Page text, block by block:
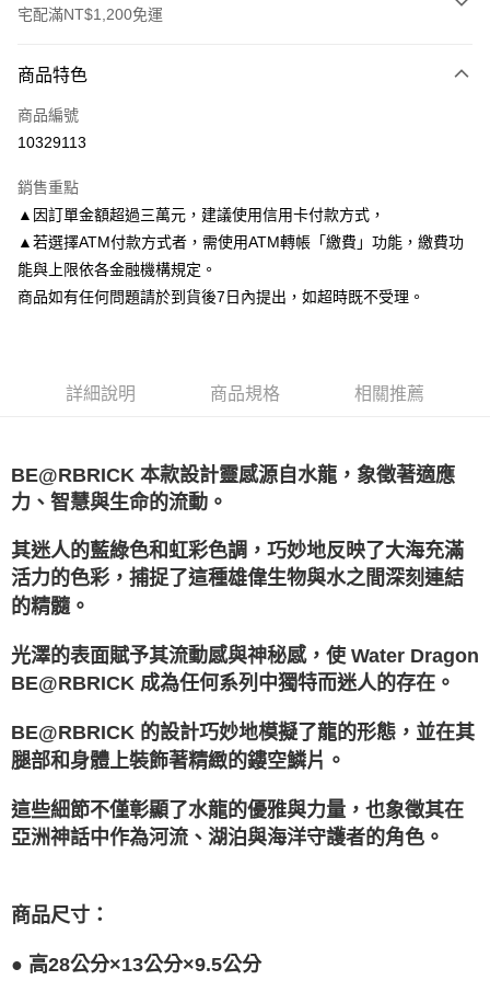
宅配滿NT$1,200免運
信用卡一次付款
LINE Pay
悠遊付
Google Pay
全盈+PAY
【大哥付你分期使用說明】
1.本服務由台灣大哥大提供，台灣大哥大用戶可立即使用無須另外申請。
3.實際核准額度、可分期數及費用金額請依後續交易確認頁面所載為準。
4.訂單成立30分鐘內，如未前往確認交易或遇審核未通過，訂單將自動取
法說明評估內容。
【繳款方式說明】
1.分期款項不併入電信帳單，「大哥付你分期」於每月結算日後寄送繳費提
醒簡訊。
2.透過簡訊連結打開帳單後，可選擇「超商條碼／台灣大直營門市／銀行轉
【注意事項】
1.本服務係由「台灣大哥大股份有限公司」（以下簡稱本公司）所提供，讓
用戶於交易時，得透過本服務購買商品或服務，並由商店將買賣／分期付款
買賣價金債權讓與本公司後，依約使用本公司帳單繳交帳款。
2.基於同意付款使用「大哥付你分期」之契約關係目的，商店將以您的個人
由本公司與您本人進行分期帳單所需資料之確認、核對及更正。
3.完整用戶服務條款，請詳閱以下連結：https://oppay.tw/userRule
AFTEE先享後付
AFTEE先享後付是「在收到商品之後才付款」的支付方式。 讓您購物簡單
便利好安心！
１．簡單：不需註冊會員、不需綁卡、不需儲值。
３．安心：先確認商品／服務後，再付款。
【「AFTEE先享後付」結帳流程】
１．於結帳方式選擇「AFTEE先享後付」後，將跳轉至「AFTEE先享後付」
２．訂單成立數日內，您將收到繳費通知簡訊。
３．收到繳費通知簡訊後14天內，點擊此簡訊中的連結，可透過四大超商／
ATM／網路銀行／等多元方式進行付款，方視為交易完成。
購買商品的店家。未經商家同意取消之訂單仍視為有效，需透過AFTEE先享
後付繳納相關費用。
※ 交易是否成功請以「AFTEE先享後付 」之結帳頁面顯示為準，若有關於
客戶支援中心」https://netprotections.freshdesk.com/support/home
【注意事項】
權轉讓予恩沛科技股份有限公司。
２．關於個人資料處理事宜，請瀏覽以下網址：
３．未成年的使用者請事先徵得法定代理人或監護人之同意方可使用
ATM付款
宅配
每筆NT$120，滿NT$1,200(含以上)免運費
每筆NT$300
商品特色
商品編號
10329113
銷售重點
▲因訂單金額超過三萬元，建議使用信用卡付款方式，
▲若選擇ATM付款方式者，需使用ATM轉帳「繳費」功能，繳費功
能與上限依各金融機構規定。
商品如有任何問題請於到貨後7日內提出，如超時既不受理。
詳細說明 商品規格 相關推薦
BE@RBRICK 本款設計靈感源自水龍，象徵著適應
力、智慧與生命的流動。
其迷人的藍綠色和虹彩色調，巧妙地反映了大海充滿
活力的色彩，捕捉了這種雄偉生物與水之間深刻連結
的精髓。
光澤的表面賦予其流動感與神秘感，使 Water Dragon
BE@RBRICK 成為任何系列中獨特而迷人的存在。
BE@RBRICK 的設計巧妙地模擬了龍的形態，並在其
腿部和身體上裝飾著精緻的鏤空鱗片。
這些細節不僅彰顯了水龍的優雅與力量，也象徵其在
亞洲神話中作為河流、湖泊與海洋守護者的角色。
商品尺寸：
● 高28公分×13公分×9.5公分